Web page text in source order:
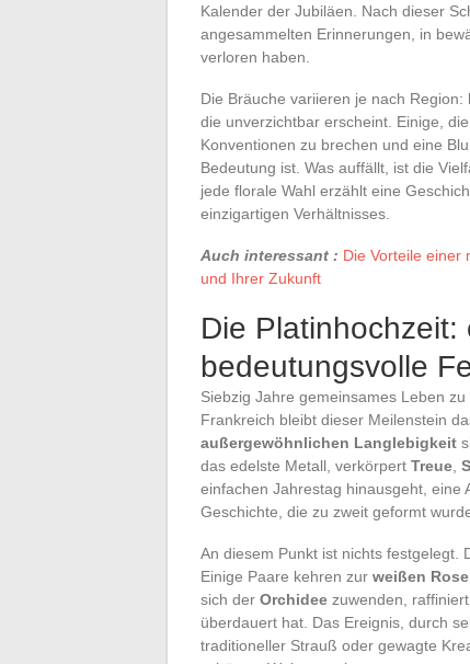
Kalender der Jubiläen. Nach dieser
angesammelten Erinnerungen, in
verloren haben.
Die Bräuche variieren je nach Region:
die unverzichtbar erscheint. Einige,
Konventionen zu brechen und eine
Bedeutung ist. Was auffällt, ist die
jede florale Wahl erzählt eine
einzigartigen Verhältnisses.
Auch interessant : Die Vorteile einer
und Ihrer Zukunft
Die
bedeutungsvolle
Siebzig Jahre gemeinsames Leben
Frankreich bleibt dieser Meilenstein
außergewöhnlichen Langlebigkeit
das edelste Metall, verkörpert Treue
einfachen Jahrestag hinausgeht, eine
Geschichte, die zu zweit geformt
An diesem Punkt ist nichts festgelegt.
Einige Paare kehren zur weißen Rose
sich der Orchidee zuwenden,
überdauert hat. Das Ereignis, durch
traditioneller Strauß oder gewagte